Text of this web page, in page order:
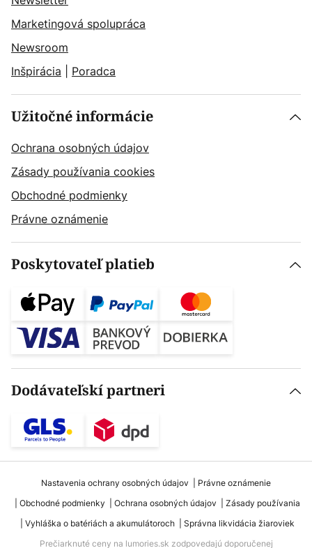
Marketingová spolupráca
Newsroom
Inšpirácia
Poradca
Užitočné informácie
Ochrana osobných údajov
Zásady používania cookies
Obchodné podmienky
Právne oznámenie
Poskytovateľ platieb
Dodávateľskí partneri
Nastavenia ochrany osobných údajov
Právne oznámenie
Obchodné podmienky
Ochrana osobných údajov
Zásady používania
Vyhláška o batériách a akumulátoroch
Správna likvidácia žiaroviek
Prečiarknuté ceny na lumories.sk zodpovedajú doporučenej